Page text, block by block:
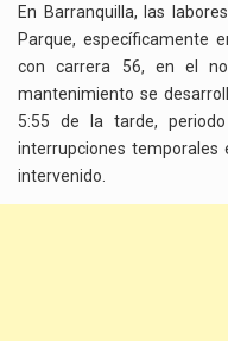
En Barranquilla, las
Parque, específicamente
con carrera 56, en el
mantenimiento se
5:55 de la tarde,
interrupciones temporales
intervenido.